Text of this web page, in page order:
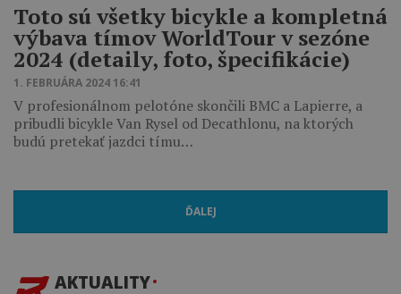
Toto sú všetky bicykle a kompletná
výbava tímov WorldTour v sezóne
2024 (detaily, foto, špecifikácie)
1. FEBRUÁRA 2024 16:41
V profesionálnom pelotóne skončili BMC a Lapierre, a
pribudli bicykle Van Rysel od Decathlonu, na ktorých
budú pretekať jazdci tímu…
ĎALEJ
AKTUALITY